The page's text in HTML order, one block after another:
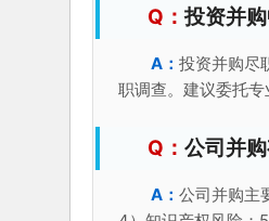
投资并
投资并购尽
职调查。建议委托
公司并
公司并购主